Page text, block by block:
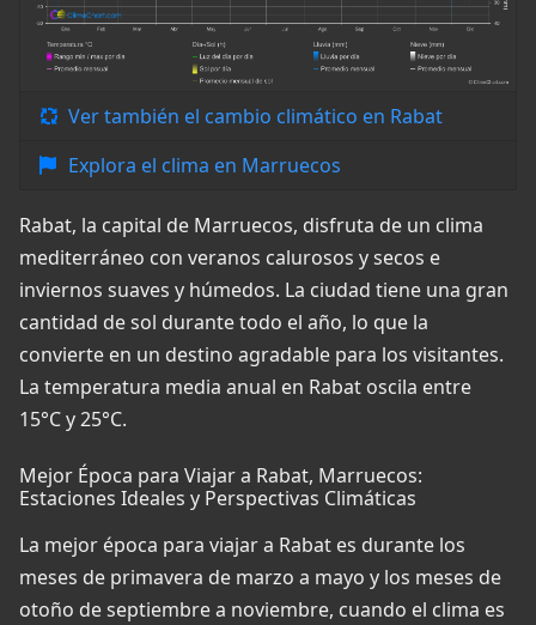
Ver también el cambio climático en Rabat
Explora el clima en Marruecos
Rabat, la capital de Marruecos, disfruta de un clima
mediterráneo con veranos calurosos y secos e
inviernos suaves y húmedos. La ciudad tiene una gran
cantidad de sol durante todo el año, lo que la
convierte en un destino agradable para los visitantes.
La temperatura media anual en Rabat oscila entre
15°C y 25°C.
Mejor Época para Viajar a Rabat, Marruecos:
Estaciones Ideales y Perspectivas Climáticas
La mejor época para viajar a Rabat es durante los
meses de primavera de marzo a mayo y los meses de
otoño de septiembre a noviembre, cuando el clima es